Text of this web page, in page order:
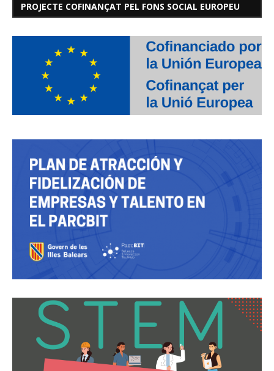
PROJECTE COFINANÇAT PEL FONS SOCIAL EUROPEU